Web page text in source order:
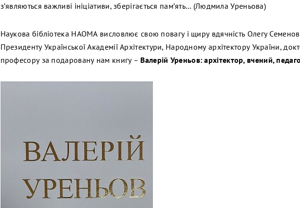
з’являються важливі ініціативи, зберігається пам’ять… (Людмила Уреньова)
Наукова бібліотека НАОМА висловлює свою повагу і щиру вдячність Олегу
Президенту Української Академії Архітектури, Народному архітектору України,
професору за подаровану нам книгу – Валерій Уреньов: архітектор, вчений,